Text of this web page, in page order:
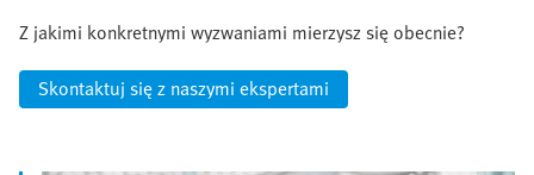
Z jakimi konkretnymi wyzwaniami mierzysz się obecnie?
Skontaktuj się z naszymi ekspertami